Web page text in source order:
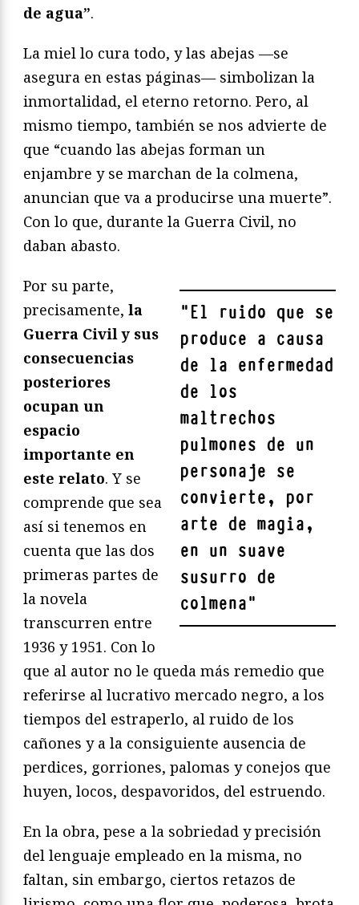
de agua”.
La miel lo cura todo, y las abejas —se
asegura en estas páginas— simbolizan la
inmortalidad, el eterno retorno. Pero, al
mismo tiempo, también se nos advierte de
que “cuando las abejas forman un
enjambre y se marchan de la colmena,
anuncian que va a producirse una muerte”.
Con lo que, durante la Guerra Civil, no
daban abasto.
"El ruido que se
produce a causa
de la enfermedad
de los
maltrechos
pulmones de un
personaje se
convierte, por
arte de magia,
en un suave
susurro de
colmena"
Por su parte,
precisamente, la
Guerra Civil y sus
consecuencias
posteriores
ocupan un
espacio
importante en
este relato. Y se
comprende que sea
así si tenemos en
cuenta que las dos
primeras partes de
la novela
transcurren entre
1936 y 1951. Con lo
que al autor no le queda más remedio que
referirse al lucrativo mercado negro, a los
tiempos del estraperlo, al ruido de los
cañones y a la consiguiente ausencia de
perdices, gorriones, palomas y conejos que
huyen, locos, despavoridos, del estruendo.
En la obra, pese a la sobriedad y precisión
del lenguaje empleado en la misma, no
faltan, sin embargo, ciertos retazos de